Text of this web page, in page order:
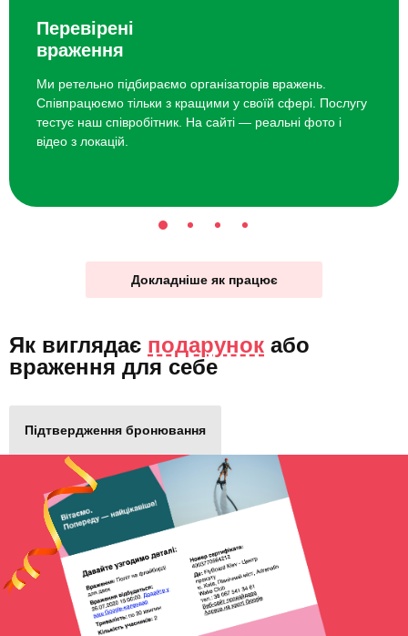
Перевірені
враження
Ми ретельно підбираємо організаторів вражень.
Співпрацюємо тільки з кращими у своїй сфері. Послугу
тестує наш співробітник. На сайті — реальні фото і
відео з локацій.
Докладніше як працює
Як виглядає подарунок або
враження для себе
Підтвердження бронювання